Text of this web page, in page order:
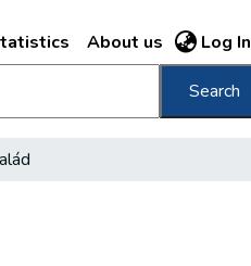
About us Log In
Search